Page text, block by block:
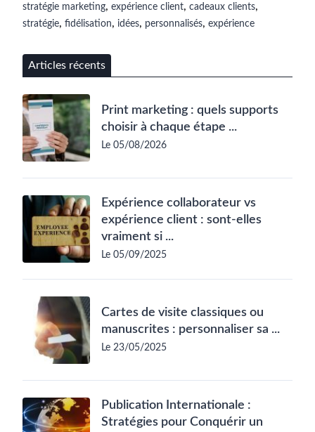
stratégie marketing, expérience client, cadeaux clients,
stratégie, fidélisation, idées, personnalisés, expérience
Articles récents
Print marketing : quels supports
choisir à chaque étape ...
Le 05/08/2026
Expérience collaborateur vs
expérience client : sont-elles
vraiment si ...
Le 05/09/2025
Cartes de visite classiques ou
manuscrites : personnaliser sa ...
Le 23/05/2025
Publication Internationale :
Stratégies pour Conquérir un